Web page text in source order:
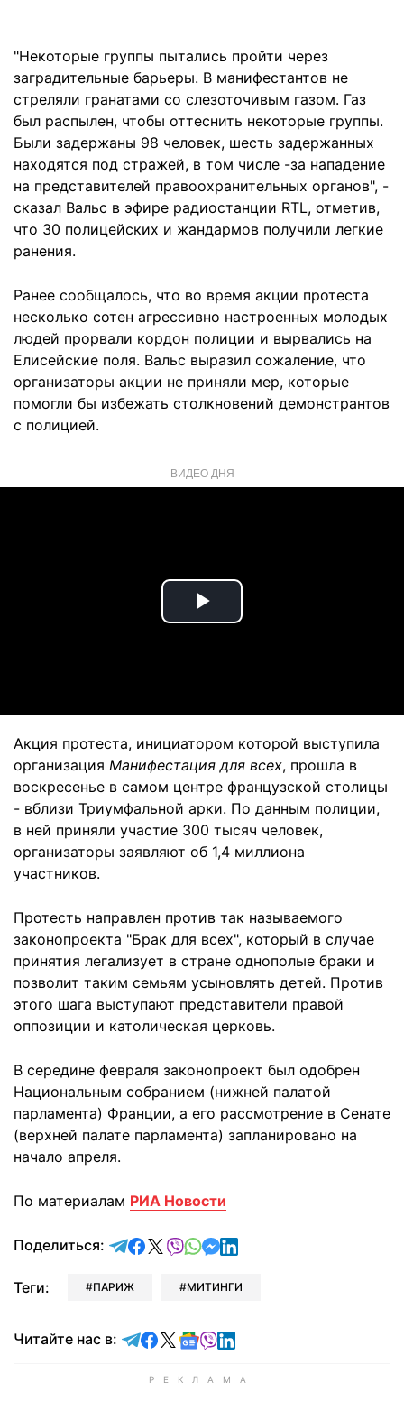
"Некоторые группы пытались пройти через
заградительные барьеры. В манифестантов не
стреляли гранатами со слезоточивым газом. Газ
был распылен, чтобы оттеснить некоторые группы.
Были задержаны 98 человек, шесть задержанных
находятся под стражей, в том числе -за нападение
на представителей правоохранительных органов", -
сказал Вальс в эфире радиостанции RTL, отметив,
что 30 полицейских и жандармов получили легкие
ранения.
Ранее сообщалось, что во время акции протеста
несколько сотен агрессивно настроенных молодых
людей прорвали кордон полиции и вырвались на
Елисейские поля. Вальс выразил сожаление, что
организаторы акции не приняли мер, которые
помогли бы избежать столкновений демонстрантов
с полицией.
ВИДЕО ДНЯ
Play
Акция протеста, инициатором которой выступила
организация Манифестация для всех, прошла в
воскресенье в самом центре французской столицы
- вблизи Триумфальной арки. По данным полиции,
в ней приняли участие 300 тысяч человек,
организаторы заявляют об 1,4 миллиона
участников.
Протесть направлен против так называемого
законопроекта "Брак для всех", который в случае
принятия легализует в стране однополые браки и
позволит таким семьям усыновлять детей. Против
этого шага выступают представители правой
оппозиции и католическая церковь.
В середине февраля законопроект был одобрен
Национальным собранием (нижней палатой
парламента) Франции, а его рассмотрение в Сенате
(верхней палате парламента) запланировано на
начало апреля.
По материалам РИА Новости
Поделиться: отправить в Telegram
поделиться в Facebook
поделиться в X
отправить в Viber
отправить в Whatsapp
отправить в Messenger
отправить в LinkedIn
Теги: ПАРИЖ МИТИНГИ
Читайте нас в: Читайте в Telegram
Читайте в Facebook
Читайте в X
Читайте в Google news
Читайте в Viber
Читайте в LinkedIn